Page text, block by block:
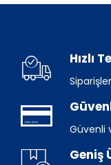
Hızlı
Güvenli
Geniş